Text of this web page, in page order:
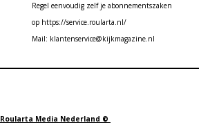
Regel eenvoudig zelf je abonnementszaken
op https://service.roularta.nl/
Mail: klantenservice@kijkmagazine.nl
Roularta Media Nederland ©